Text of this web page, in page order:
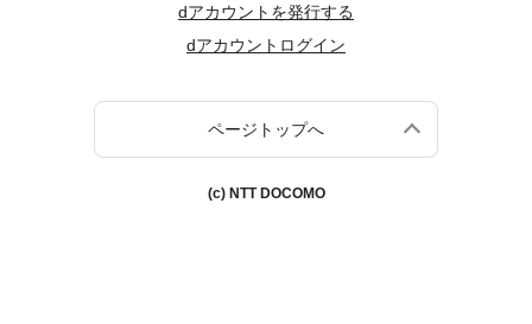
dアカウントを発行する
dアカウントログイン
ページトップへ
(c) NTT DOCOMO